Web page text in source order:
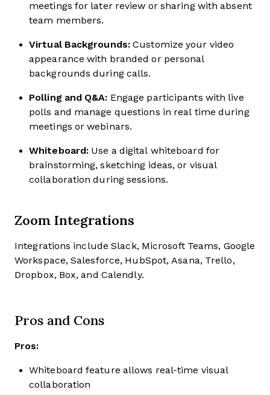
meetings for later review or sharing with absent
team members.
Virtual Backgrounds: Customize your video
appearance with branded or personal
backgrounds during calls.
Polling and Q&A: Engage participants with live
polls and manage questions in real time during
meetings or webinars.
Whiteboard: Use a digital whiteboard for
brainstorming, sketching ideas, or visual
collaboration during sessions.
Zoom Integrations
Integrations include Slack, Microsoft Teams, Google
Workspace, Salesforce, HubSpot, Asana, Trello,
Dropbox, Box, and Calendly.
Pros and Cons
Pros:
Whiteboard feature allows real-time visual
collaboration